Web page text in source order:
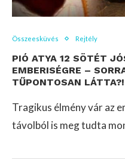
Összeesküvés Rejtély
PIÓ ATYA 12 SÖTÉT
EMBERISÉGRE –
TŰPONTOSAN LÁTTA?!
Tragikus élmény vár az
távolból is meg tudta